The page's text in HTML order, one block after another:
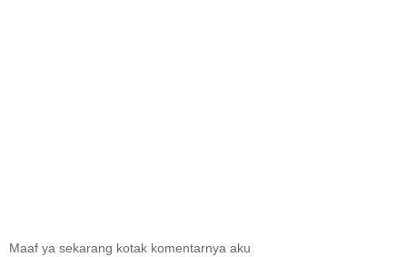
Maaf ya sekarang kotak komentarnya aku